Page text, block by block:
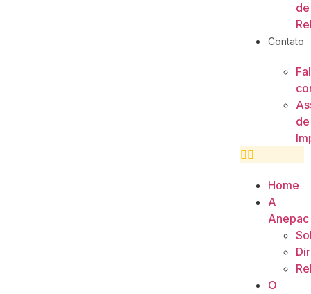
de
Contato
de
Home
A
Anepac
O